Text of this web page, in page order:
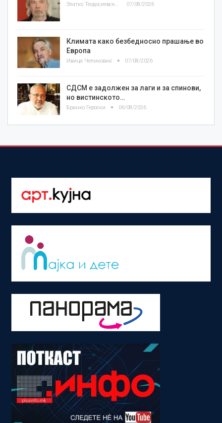
Златко Теодосиевски 07/08/2026
Климата како безбедносно прашање во
Европа
Ивица Челиковиќ 07/08/2026
СДСМ е задолжен за лаги и за спинови,
но вистинското…
Бранко Героски 06/08/2026